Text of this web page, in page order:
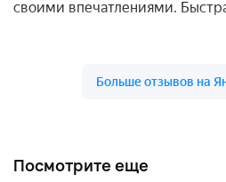
Посмотрите еще